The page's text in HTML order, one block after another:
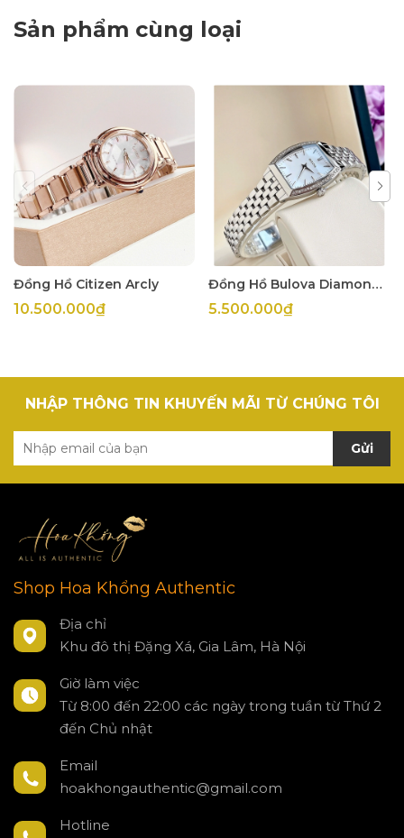
Sản phẩm cùng loại
Đồng Hồ Citizen Arcly
10.500.000₫
Đồng Hồ Bulova Diamond Accent Gallery
5.500.000₫
NHẬP THÔNG TIN KHUYẾN MÃI TỪ CHÚNG TÔI
Gửi
Shop Hoa Khổng Authentic
Địa chỉ
Khu đô thị Đặng Xá, Gia Lâm, Hà Nội
Giờ làm việc
Từ 8:00 đến 22:00 các ngày trong tuần từ Thứ 2
đến Chủ nhật
Email
hoakhongauthentic@gmail.com
Hotline